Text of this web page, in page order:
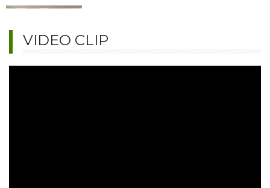
99+ Mẫu Tủ Quần Áo Âm Tường Hiện Đại – Đẹp & Tiết Kiệm
VIDEO CLIP